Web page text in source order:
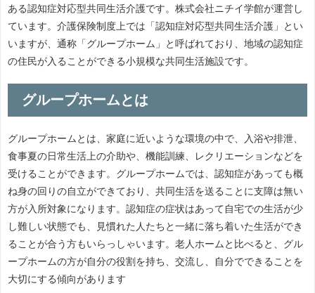
ある認知症対応型共同生活介護です。株式会社ニチイ学館が運営し
ています。介護保険制度上では「認知症対応型共同生活介護」とい
いますが、通称「グループホーム」と呼ばれており、地域の認知症
の住民が入ることができる小規模な共同生活施設です。
グループホームとは
グループホームとは、家庭に近いような環境の中で、入浴や排泄、
食事夏の日常生活上の介助や、機能訓練、レクリエーションなどを
受けることができます。グループホームでは、認知症があっても概
ね身の回りの自立ができており、共同生活を送ることに支障は無い
方が入所対象になります。認知症の症状はあって自宅での生活が少
し難しい状態でも、見慣れた人たちと一緒に落ち着いた生活ができ
ることが合う方もいらっしゃいます。老人ホームと比べると、グル
ープホームの方が自分の役割を持ち、交流し、自分でできることを
大切にする傾向があります